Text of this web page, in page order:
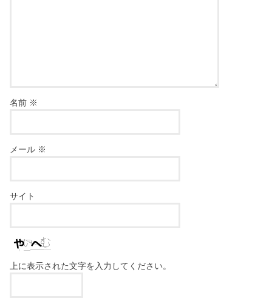
名前 ※
メール ※
サイト
上に表示された文字を入力してください。